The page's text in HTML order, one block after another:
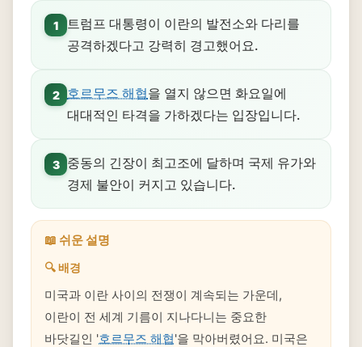
1
트럼프 대통령이 이란의 발전소와 다리를
공격하겠다고 강력히 경고했어요.
2 호르무즈 해협을 열지 않으면 화요일에
대대적인 타격을 가하겠다는 입장입니다.
3
중동의 긴장이 최고조에 달하며 국제 유가와
경제 불안이 커지고 있습니다.
📖 쉬운 설명
🔍 배경
미국과 이란 사이의 전쟁이 계속되는 가운데,
이란이 전 세계 기름이 지나다니는 중요한
바닷길인 '호르무즈 해협'을 막아버렸어요. 미국은